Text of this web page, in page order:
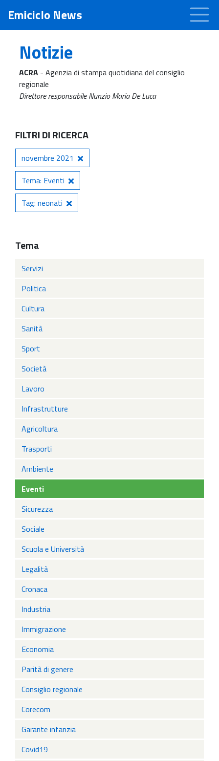
Emiciclo News
Notizie
ACRA - Agenzia di stampa quotidiana del consiglio
regionale
Direttore responsabile Nunzio Maria De Luca
FILTRI DI RICERCA
novembre 2021
Tema: Eventi
Tag: neonati
Tema
Servizi
Politica
Cultura
Sanità
Sport
Società
Lavoro
Infrastrutture
Agricoltura
Trasporti
Ambiente
Eventi
Sicurezza
Sociale
Scuola e Università
Legalità
Cronaca
Industria
Immigrazione
Economia
Parità di genere
Consiglio regionale
Corecom
Garante infanzia
Covid19